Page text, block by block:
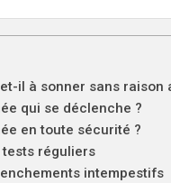
il à sonner sans raison
qui se déclenche ?
en toute sécurité ?
tests réguliers
intempestifs